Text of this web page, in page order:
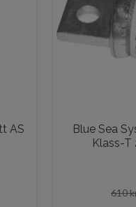
AS
Blue Sea
Klass-T
610